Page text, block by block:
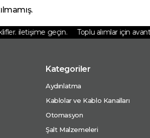
iletişime geçin. Toplu alımlar için
Kategoriler
Aydınlatma
Kablolar ve Kablo Kanalları
Otomasyon
Şalt Malzemeleri